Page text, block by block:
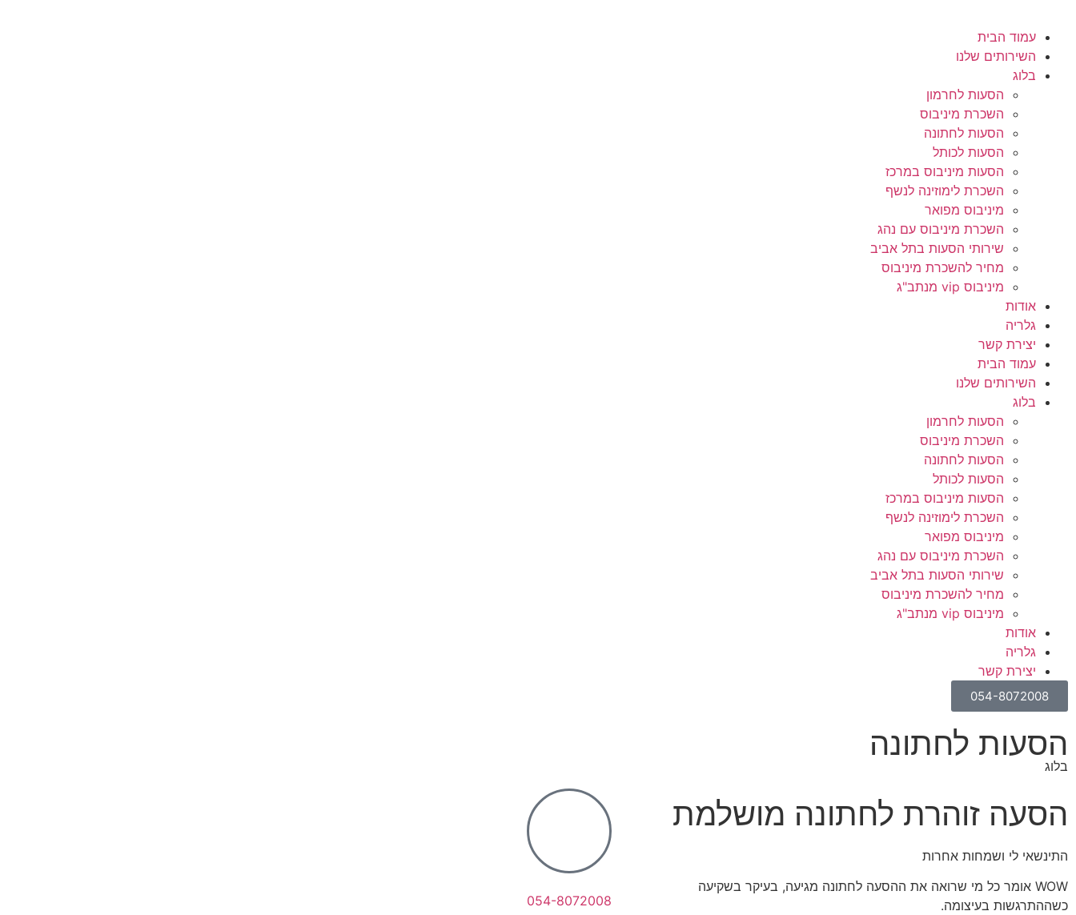
עמוד הבית
השירותים שלנו
בלוג
הסעות לחרמון
השכרת מיניבוס
הסעות לחתונה
הסעות לכותל
הסעות מיניבוס במרכז
השכרת לימוזינה לנשף
מיניבוס מפואר
השכרת מיניבוס עם נהג
שירותי הסעות בתל אביב
מחיר להשכרת מיניבוס
מיניבוס vip מנתב"ג
אודות
גלריה
יצירת קשר
עמוד הבית
השירותים שלנו
בלוג
הסעות לחרמון
השכרת מיניבוס
הסעות לחתונה
הסעות לכותל
הסעות מיניבוס במרכז
השכרת לימוזינה לנשף
מיניבוס מפואר
השכרת מיניבוס עם נהג
שירותי הסעות בתל אביב
מחיר להשכרת מיניבוס
מיניבוס vip מנתב"ג
אודות
גלריה
יצירת קשר
054-8072008
הסעות לחתונה
בלוג
הסעה זוהרת לחתונה מושלמת
התינשאי לי ושמחות אחרות
WOW אומר כל מי שרואה את ההסעה לחתונה מגיעה, בעיקר בשקיעה
כשההתרגשות בעיצומה.
054-8072008